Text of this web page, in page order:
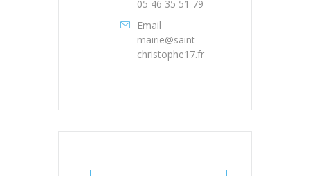
05 46 35 51 79
Email
mairie@saint-
christophe17.fr